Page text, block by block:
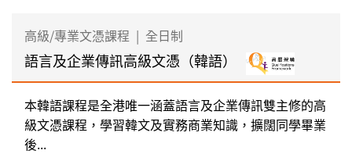
高級/專業文憑課程 | 全日制
語言及企業傳訊高級文憑（韓語）
本韓語課程是全港唯一涵蓋語言及企業傳訊雙主修的高
級文憑課程，學習韓文及實務商業知識，擴闊同學畢業
後...